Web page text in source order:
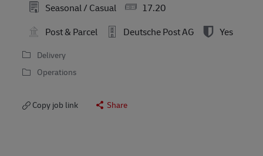
Seasonal / Casual
17.20
Post & Parcel
Deutsche Post AG Yes
Delivery
Operations
Copy job link Share